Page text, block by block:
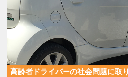
高齢者ドライバーの社会問題に取